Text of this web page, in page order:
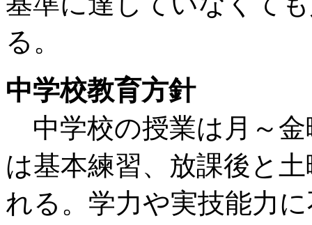
る。
中学校教育方針
中学校の授業は月～金
は基本練習、放課後と
れる。学力や実技能力